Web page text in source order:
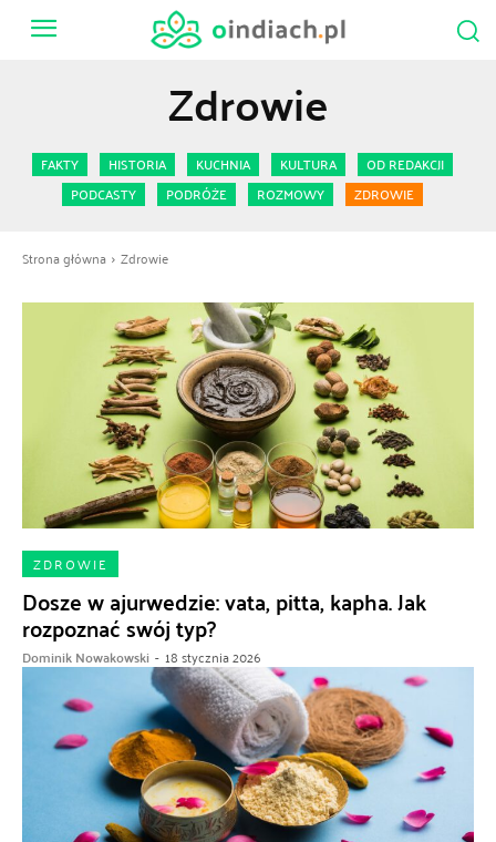
Zdrowie
FAKTY HISTORIA KUCHNIA KULTURA
OD REDAKCJI
PODCASTY
PODRÓŻE ROZMOWY ZDROWIE
Strona główna Zdrowie
ZDROWIE
Dosze w ajurwedzie: vata, pitta, kapha. Jak
rozpoznać swój typ?
Dominik Nowakowski - 18 stycznia 2026